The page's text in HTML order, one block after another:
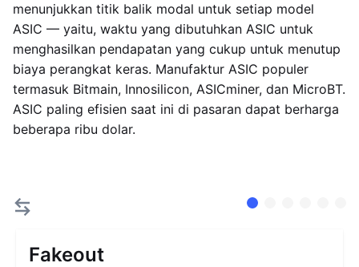
menunjukkan titik balik modal untuk setiap model
ASIC — yaitu, waktu yang dibutuhkan ASIC untuk
menghasilkan pendapatan yang cukup untuk menutup
biaya perangkat keras. Manufaktur ASIC populer
termasuk Bitmain, Innosilicon, ASICminer, dan MicroBT.
ASIC paling efisien saat ini di pasaran dapat berharga
beberapa ribu dolar.
Fakeout